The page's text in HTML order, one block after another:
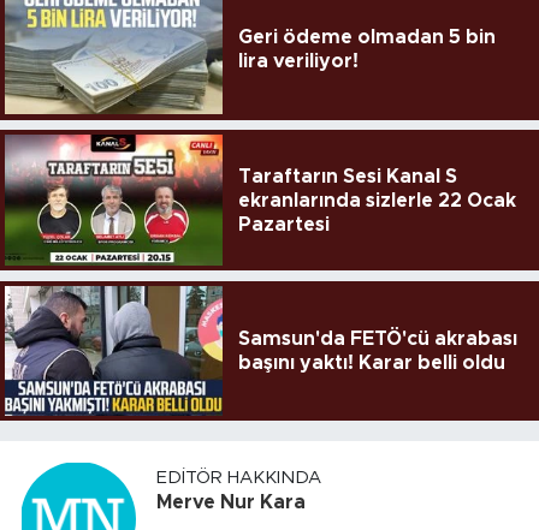
Geri ödeme olmadan 5 bin
lira veriliyor!
Taraftarın Sesi Kanal S
ekranlarında sizlerle 22 Ocak
Pazartesi
Samsun'da FETÖ'cü akrabası
başını yaktı! Karar belli oldu
EDITÖR HAKKINDA
Merve Nur Kara